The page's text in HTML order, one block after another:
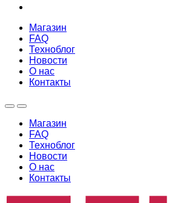
Магазин
FAQ
Техноблог
Новости
О нас
Контакты
Магазин
FAQ
Техноблог
Новости
О нас
Контакты